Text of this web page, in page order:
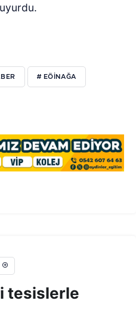
# EÖİNAĞA
tesislerle